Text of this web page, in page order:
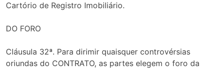
Cartório de Registro Imobiliário.
DO FORO
Cláusula 32ª. Para dirimir quaisquer controvérsias
oriundas do CONTRATO, as partes elegem o foro da